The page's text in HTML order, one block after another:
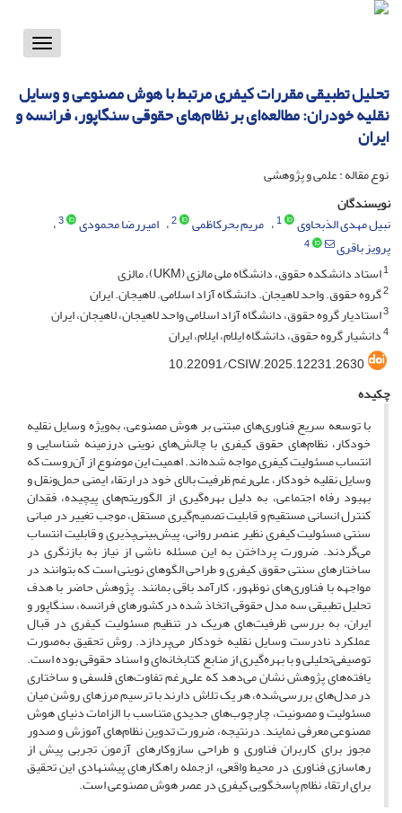
Toggle
تحلیل تطبیقی مقررات کیفری مرتبط با هوش مصنوعی و وسایل
نقلیه خودران: مطالعه‌ای بر نظام‌های حقوقی سنگاپور، فرانسه و
ایران
نوع مقاله : علمی و پژوهشی
نویسندگان
نبیل مهدی الذبحاوی
1 مریم بحرکاظمی 2 امیررضا محمودی 3
پرویز باقری
4
1استاد دانشکده حقوق، دانشگاه ملی مالزی (UKM)، مالزی
2گروه حقوق. واحد لاهیجان. دانشگاه آزاد اسلامی. لاهیجان. ایران
3استادیار گروه حقوق، دانشگاه آزاد اسلامی واحد لاهیجان، لاهیجان، ایران
4دانشیار گروه حقوق، دانشگاه ایلام، ایلام، ایران
10.22091/CSIW.2025.12231.2630
چکیده
با توسعه سریع فناوری‌های مبتنی بر هوش مصنوعی، به‌ویژه وسایل نقلیه
خودکار، نظام‌های حقوق کیفری با چالش‌های نوینی درزمینه شناسایی و
انتساب مسئولیت کیفری مواجه شده‌اند. اهمیت این موضوع از آن‌روست که
وسایل نقلیه خودکار، علی‌رغم ظرفیت بالای خود در ارتقاء ایمنی حمل‌ونقل و
بهبود رفاه اجتماعی، به دلیل بهره‌گیری از الگوریتم‌های پیچیده، فقدان
کنترل انسانی مستقیم و قابلیت تصمیم‌گیری مستقل، موجب تغییر در مبانی
سنتی مسئولیت کیفری نظیر عنصر روانی، پیش‌بینی‌پذیری و قابلیت انتساب
می‌گردند. ضرورت پرداختن به این مسئله ناشی از نیاز به بازنگری در
ساختارهای سنتی حقوق کیفری و طراحی الگوهای نوینی است که بتوانند در
مواجهه با فناوری‌های نوظهور، کارآمد باقی بمانند. پژوهش حاضر با هدف
تحلیل تطبیقی سه مدل حقوقی اتخاذ شده در کشورهای فرانسه، سنگاپور و
ایران، به بررسی ظرفیت‌های هریک در تنظیم مسئولیت کیفری در قبال
عملکرد نادرست وسایل نقلیه خودکار می‌پردازد. روش تحقیق به‌صورت
توصیفی‌تحلیلی و با بهره‌گیری از منابع کتابخانه‌ای و اسناد حقوقی بوده است.
یافته‌های پژوهش نشان می‌دهد که علی‌رغم تفاوت‌های فلسفی و ساختاری
در مدل‌های بررسی‌شده، هر یک تلاش دارند با ترسیم مرزهای روشن میان
مسئولیت و مصونیت، چارچوب‌های جدیدی متناسب با الزامات دنیای هوش
مصنوعی معرفی نمایند. درنتیجه، ضرورت تدوین نظام‌های آموزش و صدور
مجوز برای کاربران فناوری و طراحی سازوکارهای آزمون تجربی پیش از
رهاسازی فناوری در محیط واقعی، ازجمله راهکارهای پیشنهادی این تحقیق
برای ارتقاء نظام پاسخگویی کیفری در عصر هوش مصنوعی است.